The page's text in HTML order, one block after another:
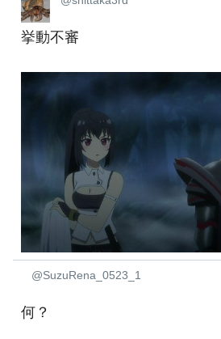
挙動不審
@SuzuRena_0523_1
何？